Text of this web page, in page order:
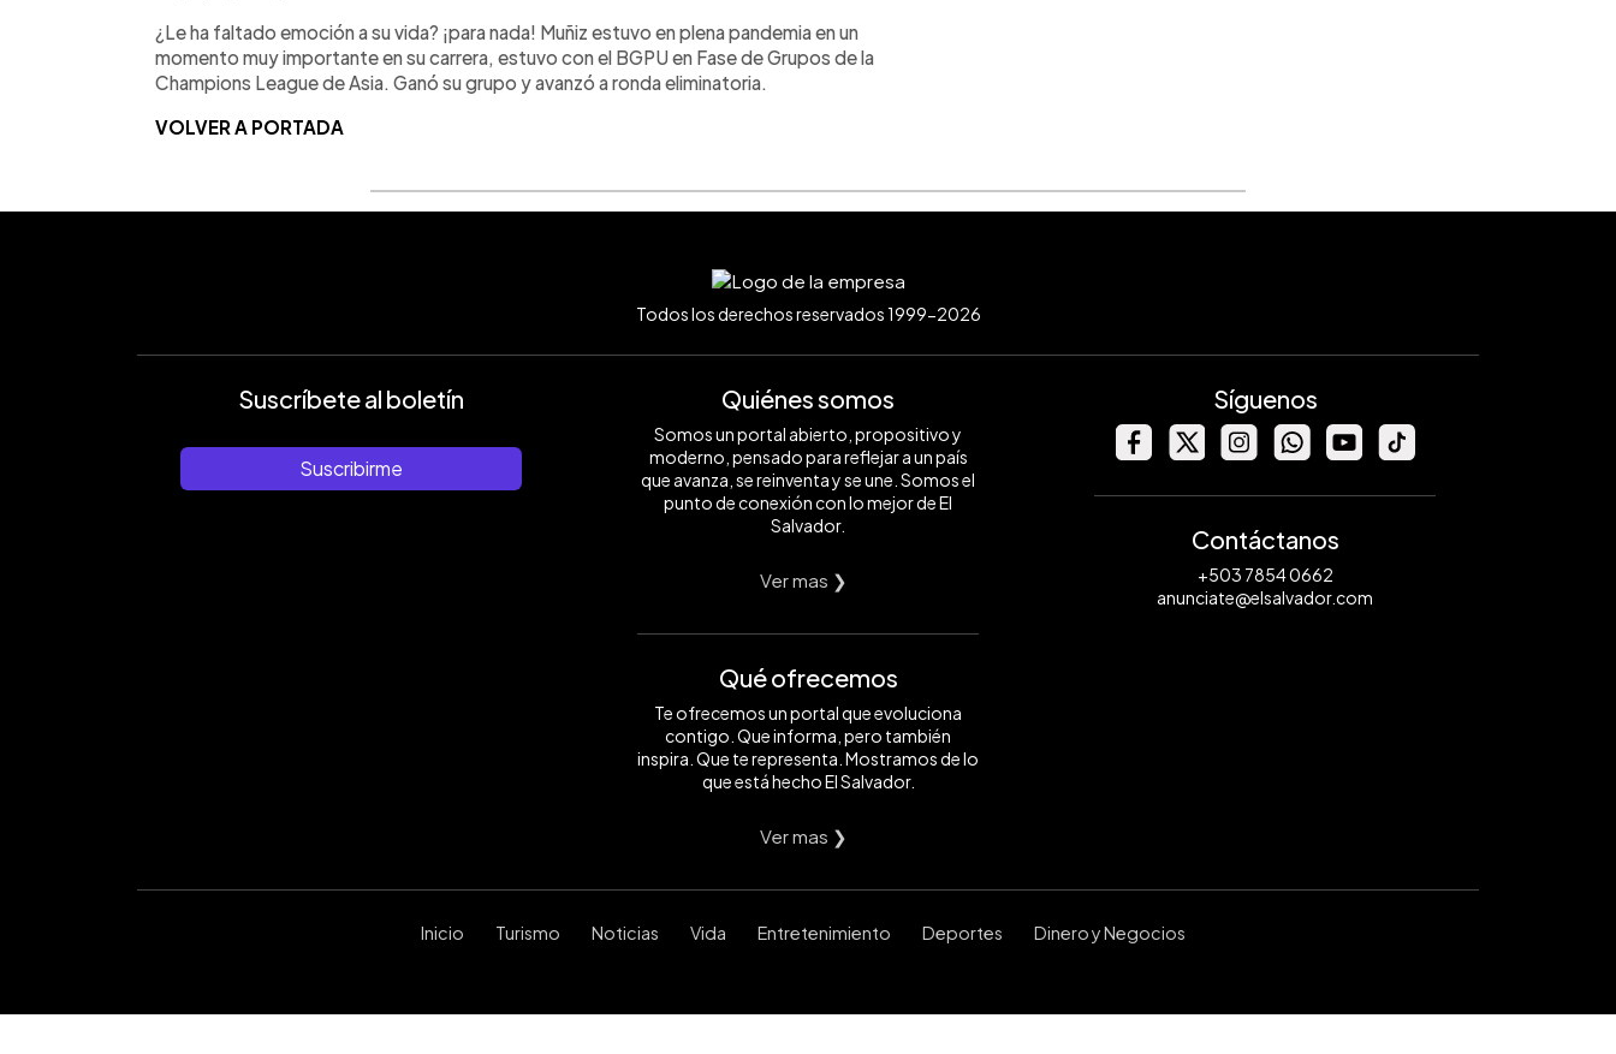
¿Le ha faltado emoción a su vida? ¡para nada! Muñiz estuvo en plena pandemia en un
momento muy importante en su carrera, estuvo con el BGPU en Fase de Grupos de la
Champions League de Asia. Ganó su grupo y avanzó a ronda eliminatoria.
VOLVER A PORTADA
Todos los derechos reservados 1999-2026
Suscríbete al boletín
Suscribirme
Quiénes somos
Somos un portal abierto, propositivo y
moderno, pensado para reflejar a un país
que avanza, se reinventa y se une. Somos el
punto de conexión con lo mejor de El
Salvador.
Ver mas ❯
Qué ofrecemos
Te ofrecemos un portal que evoluciona
contigo. Que informa, pero también
inspira. Que te representa. Mostramos de lo
que está hecho El Salvador.
Ver mas ❯
Síguenos
Contáctanos
+503 7854 0662
anunciate@elsalvador.com
Inicio Turismo Noticias Vida Entretenimiento Deportes Dinero y Negocios